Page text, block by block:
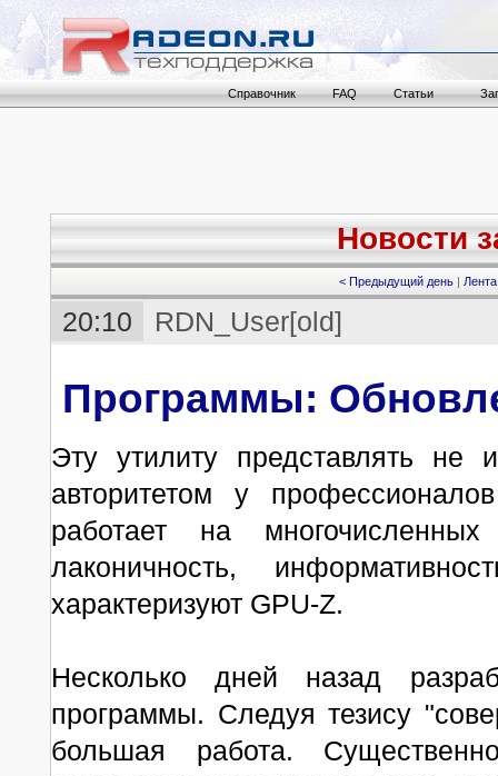
Справочник FAQ Статьи
Новости
< Предыдущий день | Лента
20:10 RDN_User[old]
Программы:
Эту утилиту представлять не
авторитетом у
работает на
лаконичность,
характеризуют GPU-Z.
Несколько дней назад
программы. Следуя тезису
большая работа.